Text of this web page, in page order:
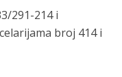
291-214 i
broj 414 i